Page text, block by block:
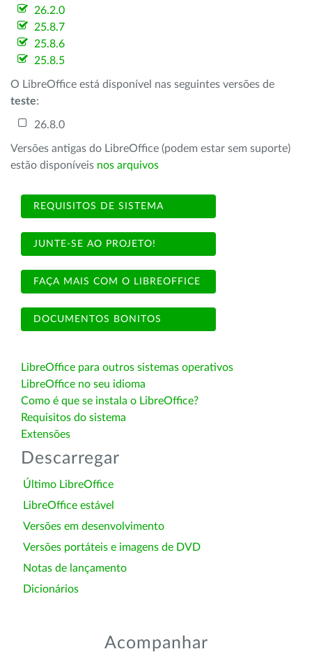
26.2.0
25.8.7
25.8.6
25.8.5
O LibreOffice está disponível nas seguintes versões de
teste:
26.8.0
Versões antigas do LibreOffice (podem estar sem suporte)
estão disponíveis nos arquivos
REQUISITOS DE SISTEMA
JUNTE-SE AO PROJETO!
FAÇA MAIS COM O LIBREOFFICE
DOCUMENTOS BONITOS
LibreOffice para outros sistemas operativos
LibreOffice no seu idioma
Como é que se instala o LibreOffice?
Requisitos do sistema
Extensões
Descarregar
Último LibreOffice
LibreOffice estável
Versões em desenvolvimento
Versões portáteis e imagens de DVD
Notas de lançamento
Dicionários
Acompanhar